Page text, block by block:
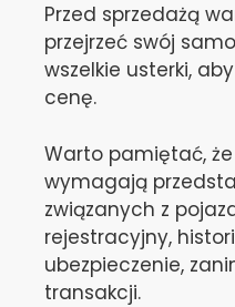
Przed sprzedażą
przejrzeć swój
wszelkie usterki,
cenę.
Warto pamiętać,
wymagają
związanych z
rejestracyjny,
ubezpieczenie,
transakcji.